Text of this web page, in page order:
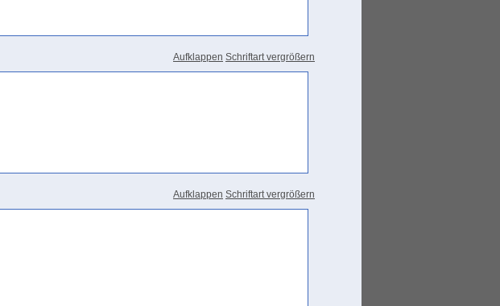
Aufklappen Schriftart vergrößern
Aufklappen Schriftart vergrößern